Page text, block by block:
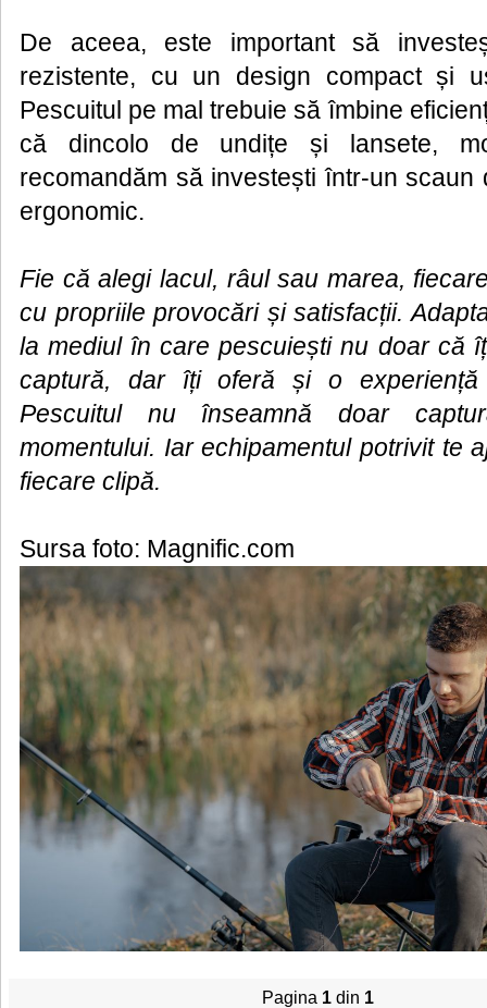
De aceea, este important să
rezistente, cu un design compact și
Pescuitul pe mal trebuie să îmbine
că dincolo de undițe și lansete,
recomandăm să investești într-un scaun
ergonomic.
Fie că alegi lacul, râul sau marea,
cu propriile provocări și satisfacții.
la mediul în care pescuiești nu doar că
captură, dar îți oferă și o experiență
Pescuitul nu înseamnă doar
momentului. Iar echipamentul potrivit te
fiecare clipă.
Sursa foto: Magnific.com
Pagina 1 din 1